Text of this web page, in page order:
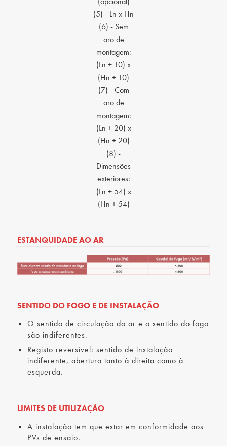
(5) - Ln x Hn
(6) - Sem
aro de
montagem:
(Ln + 10) x
(Hn + 10)
(7) - Com
aro de
montagem:
(Ln + 20) x
(Hn + 20)
(8) -
Dimensões
exteriores:
(Ln + 54) x
(Hn + 54)
ESTANQUIDADE AO AR
SENTIDO DO FOGO E DE INSTALAÇÃO
O sentido de circulação do ar e o sentido do fogo
são indiferentes.
Registo reversível: sentido de instalação
indiferente, abertura tanto à direita como à
esquerda.
LIMITES DE UTILIZAÇÃO
A instalação tem que estar em conformidade aos
PVs de ensaio.